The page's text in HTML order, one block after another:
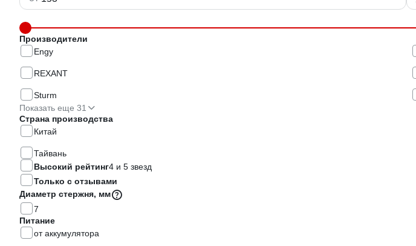
Производители
Engy
REXANT
Sturm
Показать еще 31
Страна производства
Китай
Тайвань
Высокий рейтинг4 и 5 звезд
Только с отзывами
Диаметр стержня, мм
7
Питание
от аккумулятора